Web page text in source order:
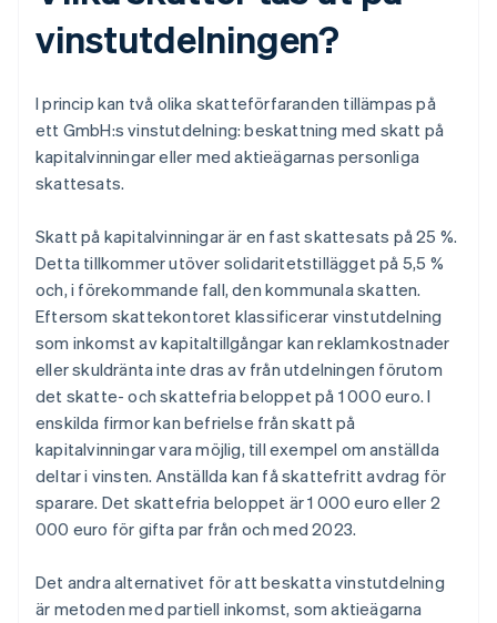
vinstutdelningen?
I princip kan två olika skatteförfaranden tillämpas på
ett GmbH:s vinstutdelning: beskattning med skatt på
kapitalvinningar eller med aktieägarnas personliga
skattesats.
Skatt på kapitalvinningar är en fast skattesats på 25 %.
Detta tillkommer utöver solidaritetstillägget på 5,5 %
och, i förekommande fall, den kommunala skatten.
Eftersom skattekontoret klassificerar vinstutdelning
som inkomst av kapitaltillgångar kan reklamkostnader
eller skuldränta inte dras av från utdelningen förutom
det skatte- och skattefria beloppet på 1 000 euro. I
enskilda firmor kan befrielse från skatt på
kapitalvinningar vara möjlig, till exempel om anställda
deltar i vinsten. Anställda kan få skattefritt avdrag för
sparare. Det skattefria beloppet är 1 000 euro eller 2
000 euro för gifta par från och med 2023.
Det andra alternativet för att beskatta vinstutdelning
är metoden med partiell inkomst, som aktieägarna